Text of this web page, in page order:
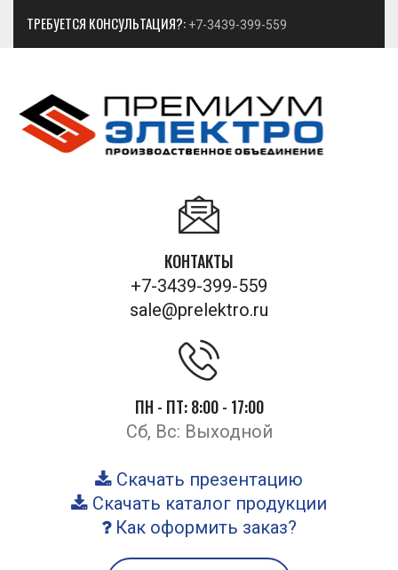
ТРЕБУЕТСЯ КОНСУЛЬТАЦИЯ?: +7-3439-399-559
КОНТАКТЫ
+7-3439-399-559
sale@prelektro.ru
ПН - ПТ: 8:00 - 17:00
Сб, Вс: Выходной
Скачать презентацию
Скачать каталог продукции
Как оформить заказ?